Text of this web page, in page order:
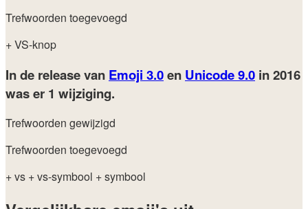
Trefwoorden toegevoegd
+ VS-knop
In de release van Emoji 3.0en Unicode 9.0 in 2016
was er 1 wijziging.
Trefwoorden gewijzigd
Trefwoorden toegevoegd
+ vs + vs-symbool + symbool